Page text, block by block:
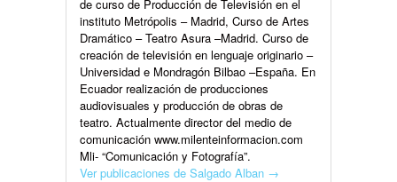
de curso de Producción de Televisión en el
instituto Metrópolis – Madrid, Curso de Artes
Dramático – Teatro Asura –Madrid. Curso de
creación de televisión en lenguaje originario –
Universidad e Mondragón Bilbao –España. En
Ecuador realización de producciones
audiovisuales y producción de obras de
teatro. Actualmente director del medio de
comunicación www.milenteinformacion.com
Mli- “Comunicación y Fotografía”.
Ver publicaciones de Salgado Alban →